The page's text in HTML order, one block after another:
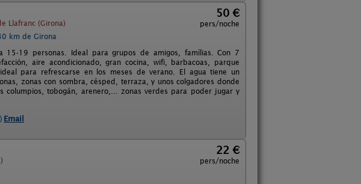
Llafranc (Girona)
50 €
pers/noche
km de Girona
19 personas. Ideal para grupos de amigos, famílias. Con 7
aire acondicionado, gran cocina, wifi, barbacoas, parque
para refrescarse en los meses de verano. El agua tiene un
zonas con sombra, césped, terraza, y unos colgadores donde
tobogán, arenero,... zonas verdes para poder jugar y
Email
22 €
pers/noche